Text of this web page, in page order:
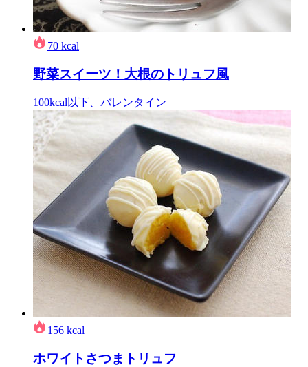
70 kcal
野菜スイーツ！大根のトリュフ風
100kcal以下、バレンタイン
156 kcal
ホワイトさつまトリュフ